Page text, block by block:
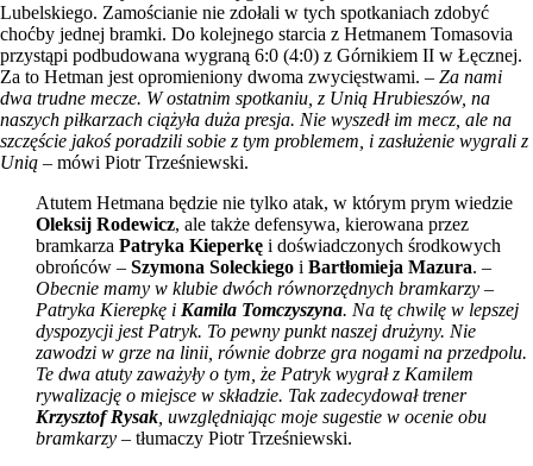
Lubelskiego. Zamościanie nie zdołali w tych spotkaniach zdobyć
choćby jednej bramki. Do kolejnego starcia z Hetmanem Tomasovia
przystąpi podbudowana wygraną 6:0 (4:0) z Górnikiem II w Łęcznej.
Za to Hetman jest opromieniony dwoma zwycięstwami. – Za nami
dwa trudne mecze. W ostatnim spotkaniu, z Unią Hrubieszów, na
naszych piłkarzach ciążyła duża presja. Nie wyszedł im mecz, ale na
szczęście jakoś poradzili sobie z tym problemem, i zasłużenie wygrali z
Unią – mówi Piotr Trześniewski.
Atutem Hetmana będzie nie tylko atak, w którym prym wiedzie
Oleksij Rodewicz, ale także defensywa, kierowana przez
bramkarza Patryka Kieperkę i doświadczonych środkowych
obrońców – Szymona Soleckiego i Bartłomieja Mazura. –
Obecnie mamy w klubie dwóch równorzędnych bramkarzy –
Patryka Kierepkę i Kamila Tomczyszyna. Na tę chwilę w lepszej
dyspozycji jest Patryk. To pewny punkt naszej drużyny. Nie
zawodzi w grze na linii, równie dobrze gra nogami na przedpolu.
Te dwa atuty zaważyły o tym, że Patryk wygrał z Kamilem
rywalizację o miejsce w składzie. Tak zadecydował trener
Krzysztof Rysak , uwzględniając moje sugestie w ocenie obu
bramkarzy – tłumaczy Piotr Trześniewski.